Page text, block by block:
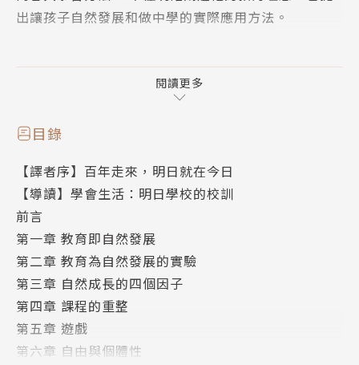
出讓孩子自然發展和做中學的實際應用方法。
二十世紀最重要的哲學家、教育學家之一，他的思想涵
和宗教，深刻影響了二十世紀美國的教育思維，因此被
認為是美國思想史上最具影響力的學者。美國還曾於1
968年發行杜威紀念郵票。
杜威出生於佛蒙特州伯靈頓市，家中經營一家小雜貨
店。1875年，杜威進入佛蒙特大學就讀，開始接觸到
進化論。大學畢業後，杜威先後在兩所中學任教，這時
期他閱讀了大量與哲學有關的書籍，深受美國聖路易黑
格爾學派刊物《思辨哲學雜誌》影響。1884年，杜威
取得約翰．霍普金斯哲學博士學位後，執教於密西根大
閱讀更多
目錄
【譯者序】百年走來，明日就在今日
【導讀】學會生活：明日學校的校訓
前言
第一章 教育即自然發展
第二章 教育為自然發展的實驗
第三章 自然成長的四個因子
第四章 課程的重整
第五章 遊戲
第六章 自由與個體性